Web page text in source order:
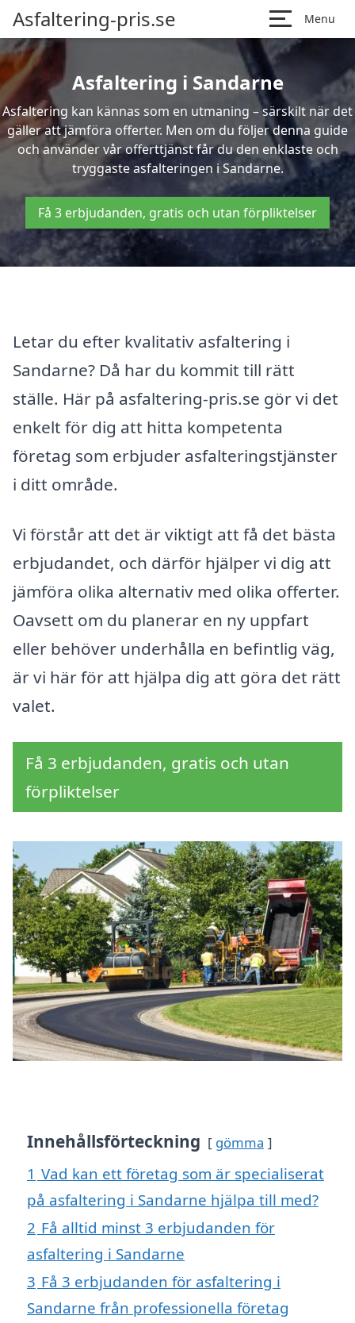
Asfaltering-pris.se Menu
Asfaltering i Sandarne
Asfaltering kan kännas som en utmaning – särskilt när det
gäller att jämföra offerter. Men om du följer denna guide
och använder vår offerttjänst får du den enklaste och
tryggaste asfalteringen i Sandarne.
Få 3 erbjudanden, gratis och utan förpliktelser
Letar du efter kvalitativ asfaltering i
Sandarne? Då har du kommit till rätt
ställe. Här på asfaltering-pris.se gör vi det
enkelt för dig att hitta kompetenta
företag som erbjuder asfalteringstjänster
i ditt område.
Vi förstår att det är viktigt att få det bästa
erbjudandet, och därför hjälper vi dig att
jämföra olika alternativ med olika offerter.
Oavsett om du planerar en ny uppfart
eller behöver underhålla en befintlig väg,
är vi här för att hjälpa dig att göra det rätt
valet.
Få 3 erbjudanden, gratis och utan
förpliktelser
Innehållsförteckning gömma
1 Vad kan ett företag som är specialiserat
på asfaltering i Sandarne hjälpa till med?
2 Få alltid minst 3 erbjudanden för
asfaltering i Sandarne
3 Få 3 erbjudanden för asfaltering i
Sandarne från professionella företag